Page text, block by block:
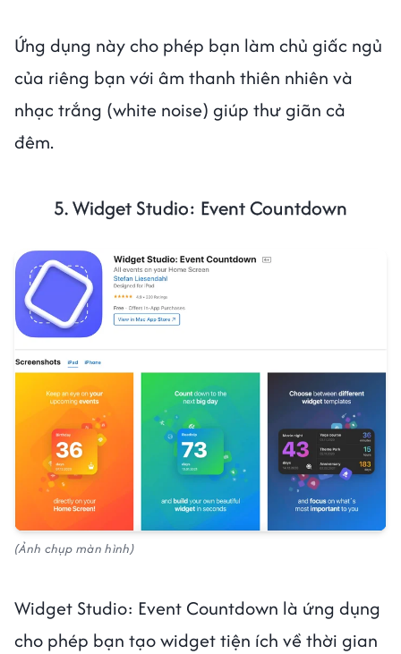
Ứng dụng này cho phép bạn làm chủ giấc ngủ
của riêng bạn với âm thanh thiên nhiên và
nhạc trắng (white noise) giúp thư giãn cả
đêm.
5. Widget Studio: Event Countdown
(Ảnh chụp màn hình)
Widget Studio: Event Countdown là ứng dụng
cho phép bạn tạo widget tiện ích về thời gian